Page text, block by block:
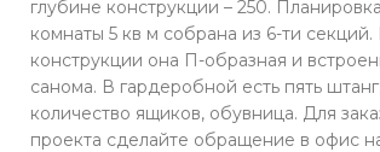
глубине конструкции – 250.
комнаты 5 кв м собрана из 6-ти секций.
конструкции она П-образная и
санома. В гардеробной есть пять
количество ящиков, обувница. Для
проекта сделайте обращение в офис